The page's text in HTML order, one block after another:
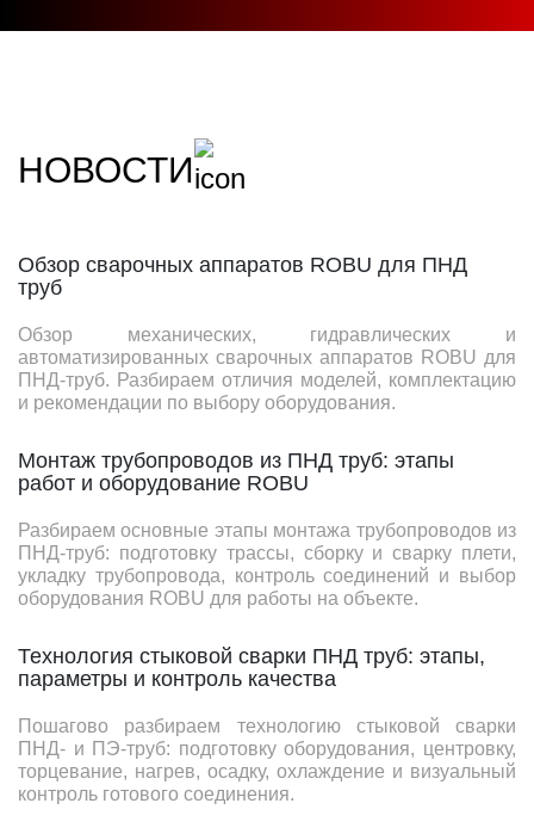
НОВОСТИ
Обзор сварочных аппаратов ROBU для ПНД
труб
Обзор механических, гидравлических и
автоматизированных сварочных аппаратов ROBU для
ПНД-труб. Разбираем отличия моделей, комплектацию
и рекомендации по выбору оборудования.
Монтаж трубопроводов из ПНД труб: этапы
работ и оборудование ROBU
Разбираем основные этапы монтажа трубопроводов из
ПНД-труб: подготовку трассы, сборку и сварку плети,
укладку трубопровода, контроль соединений и выбор
оборудования ROBU для работы на объекте.
Технология стыковой сварки ПНД труб: этапы,
параметры и контроль качества
Пошагово разбираем технологию стыковой сварки
ПНД- и ПЭ-труб: подготовку оборудования, центровку,
торцевание, нагрев, осадку, охлаждение и визуальный
контроль готового соединения.